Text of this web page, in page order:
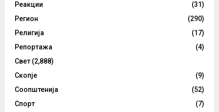
Реакции
(31)
Регион
(290)
Религија
(17)
Репортажа
(4)
Свет (2,888)
Скопје
(9)
Соопштенија
(52)
Спорт
(7)